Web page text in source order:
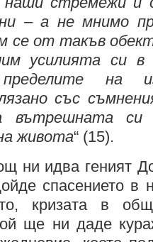
– а не мнимо
се от такъв
усилията си в
на
със
вътрешната си
живота“ (15).
ни идва геният
спасението в
кризата в
ще ни даде